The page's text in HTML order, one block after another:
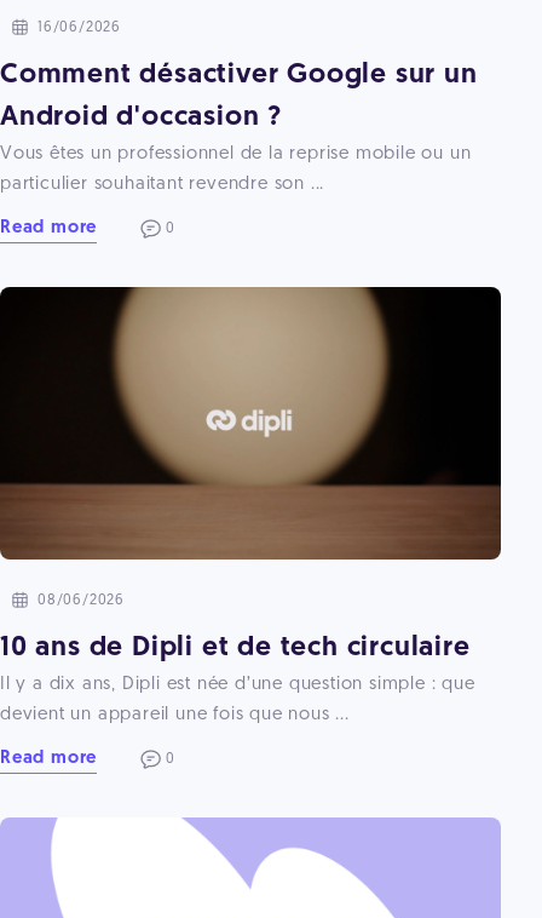
16/06/2026
Comment désactiver Google sur un
Android d'occasion ?
Vous êtes un professionnel de la reprise mobile ou un
particulier souhaitant revendre son ...
Read more 0
08/06/2026
10 ans de Dipli et de tech circulaire
Il y a dix ans, Dipli est née d’une question simple : que
devient un appareil une fois que nous ...
Read more 0